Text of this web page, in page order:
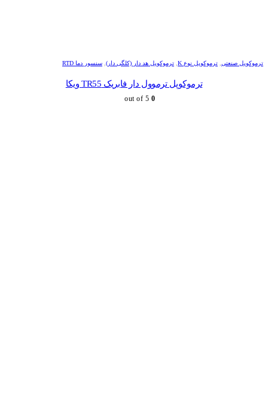
ترموکوپل صنعتی ترموکوپل نوع K ترموکوپل هد دار (کلگی دار) سنسور دما RTD
ترموکوپل ترموول دار فابریک TR55 ویکا
0